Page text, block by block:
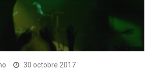
30 octobre 2017